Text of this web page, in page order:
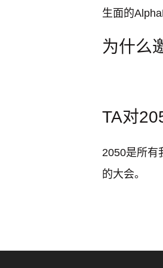
生面的
为什么
TA对
2050是所有
的大会。